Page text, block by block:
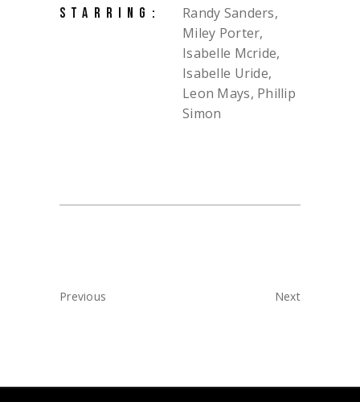
STARRING:
Randy Sanders,
Miley Porter,
Isabelle Mcride,
Isabelle Uride,
Leon Mays, Phillip
Simon
Previous Next